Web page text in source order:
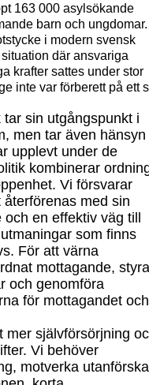
163 000 asylsökande
barn och ungdomar.
i modern svensk
där ansvariga
krafter sattes under stor
inte var förberett på ett
sin utgångspunkt i
men tar även hänsyn
upplevt under de
kombinerar
Vi försvarar
återförenas med sin
en effektiv väg till
som finns
För att värna
mottagande, styra
och genomföra
för mottagandet och
mer självförsörjning
Vi behöver
motverka